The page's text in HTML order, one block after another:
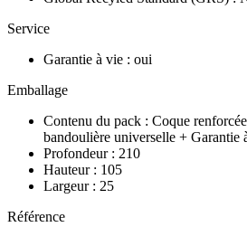
Service
Garantie à vie : oui
Emballage
Contenu du pack : Coque
bandoulière universelle + Garantie
Profondeur : 210
Hauteur : 105
Largeur : 25
Référence